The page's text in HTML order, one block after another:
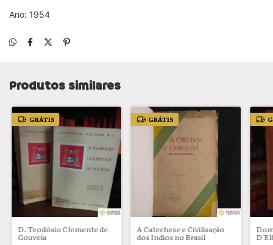
Ano: 1954
Produtos similares
GRÁTIS
D. Teodósio Clemente de
Gouveia
GRÁTIS
A Catechese e Civilisação
dos Indios no Brasil